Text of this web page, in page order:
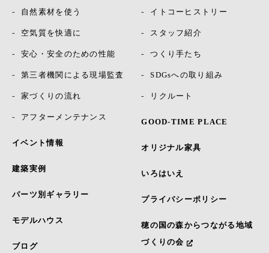
自然素材を使う
空気質を快適に
安心・安全のための性能
第三者機関による現場監査
家づくりの流れ
アフターメンテナンス
イベント情報
建築実例
パーツ別ギャラリー
モデルハウス
ブログ
イトコーヒストリー
スタッフ紹介
つくり手たち
SDGsへの取り組み
リクルート
GOOD-TIME PLACE
オリジナル家具
いろはいえ
プライバシーポリシー
穂の国の森からつながる地域
づくりの会